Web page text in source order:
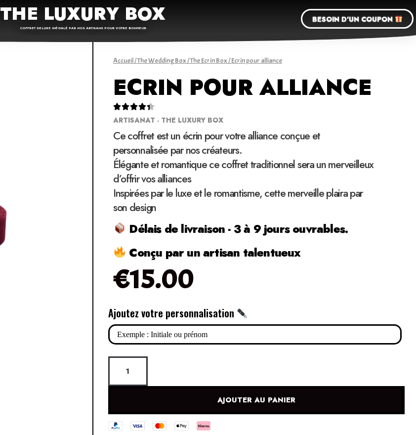
THE LUXURY BOX
COFFRET DELUXE INÉGALÉ PAR NOS ARTISANS POUR VOTRE BONHEUR
BESOIN D'UN COUPON
Accueil/The Wedding Box/The Ecrin Box/ Ecrin pour alliance
ECRIN POUR ALLIANCE

ARTISANAT - THE LUXURY BOX
Ce coffret est un écrin pour votre alliance conçue et
personnalisée par nos créateurs.
Élégante et romantique ce coffret traditionnel sera un merveilleux
d’offrir vos alliances
Inspirées par le luxe et le romantisme, cette merveille plaira par
son design
Délais de livraison - 3 à 9 jours ouvrables.
Conçu par un artisan talentueux
€15.00
Ajoutez votre personnalisation
AJOUTER AU PANIER